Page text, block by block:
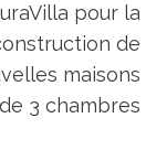
pour la
de
maisons
de 3 chambres